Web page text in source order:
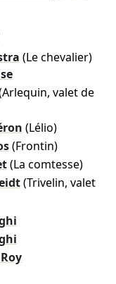
(Le chevalier)
valet de
(Lélio)
(Frontin)
(La comtesse)
(Trivelin, valet